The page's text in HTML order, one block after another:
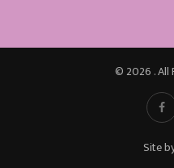
© 2026 . All
Site